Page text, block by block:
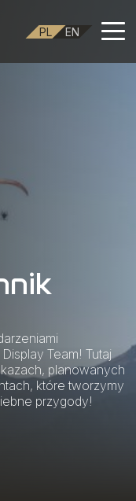
PL EN
Team! Tutaj
planowanych
które tworzymy
przygody!